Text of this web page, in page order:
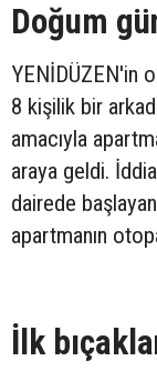
Doğum
YENİDÜZEN'in
8 kişilik bir
amacıyla
araya geldi.
dairede
apartmanın
İlk